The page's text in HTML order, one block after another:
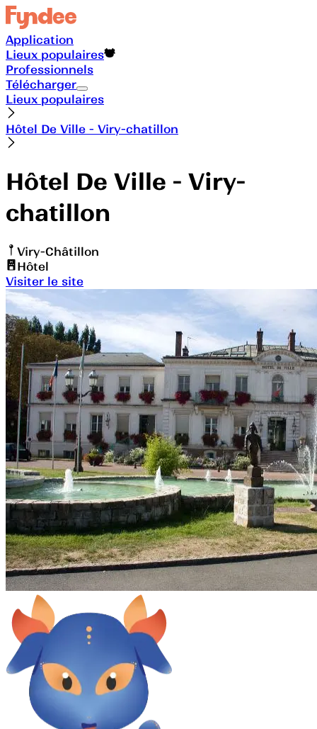
Application
Lieux populaires
Professionnels
Télécharger
Lieux populaires
Hôtel De Ville - Viry-chatillon
Hôtel De Ville - Viry-
chatillon
Viry-Châtillon
Hôtel
Visiter le site